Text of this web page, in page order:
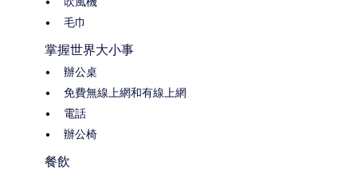
毛巾
掌握世界大小事
辦公桌
免費無線上網和有線上網
電話
辦公椅
餐飲